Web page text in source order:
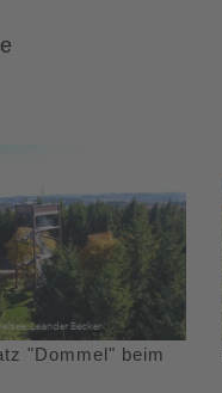
"Dommel" beim